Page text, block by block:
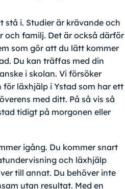
i. Studier är krävande och
och familj. Det är också därför
som gör att du lätt kommer
Du kan träffas med din
i skolan. Vi försöker
för läxhjälp i Ystad som har ett
med ditt. På så vis så
tidigt på morgonen eller
igång. Du kommer snart
och läxhjälp
till annat. Du behöver inte
utan resultat. Med en